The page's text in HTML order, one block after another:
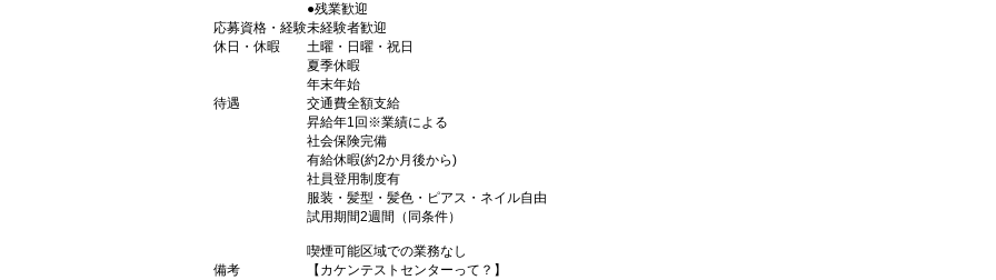
●残業歓迎
応募資格・経験未経験者歓迎
休日・休暇
土曜・日曜・祝日
夏季休暇
年末年始
待遇
交通費全額支給
昇給年1回※業績による
社会保険完備
有給休暇(約2か月後から)
社員登用制度有
服装・髪型・髪色・ピアス・ネイル自由
試用期間2週間（同条件）
喫煙可能区域での業務なし
備考
【カケンテストセンターって？】